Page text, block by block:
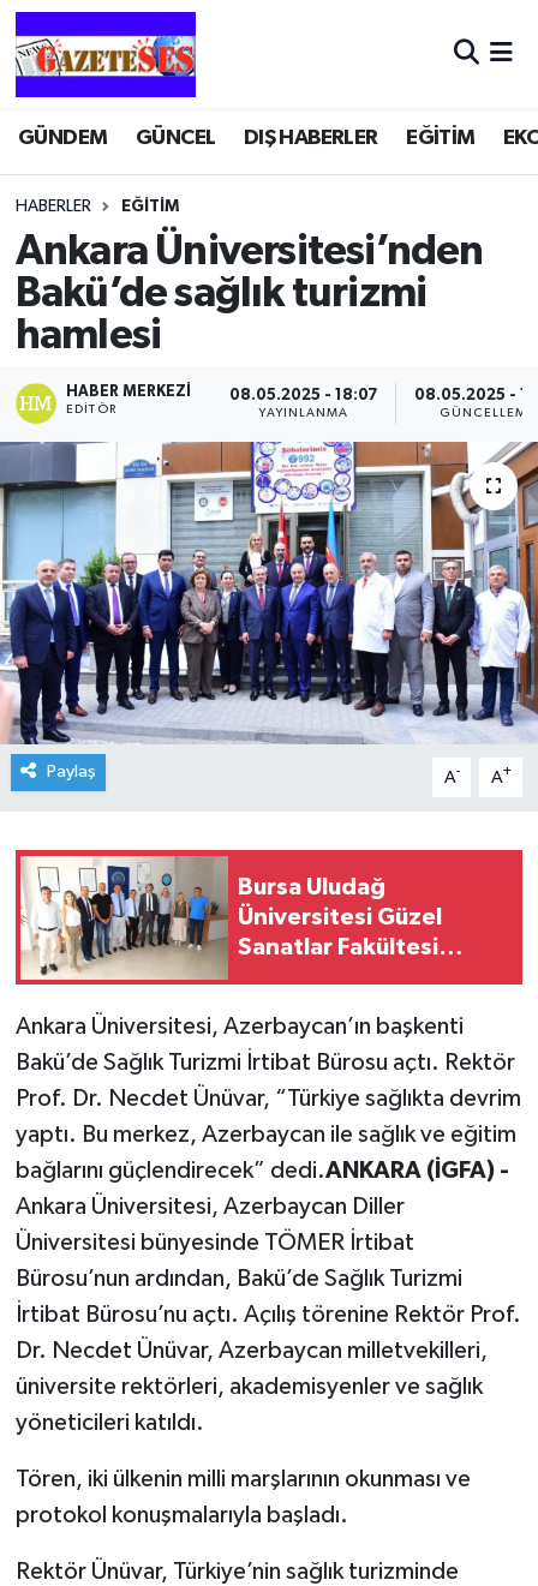
GÜNDEM GÜNCEL DIŞ HABERLER EĞİTİM
HABERLER EĞİTİM
Ankara Üniversitesi’nden
Bakü’de sağlık turizmi
hamlesi
HABER MERKEZI
EDITÖR
08.05.2025 - 18:07
YAYINLANMA
08.05.2025 -
GÜNCELLEME
Paylaş A- A+
Bursa Uludağ
Üniversitesi Güzel
Sanatlar Fakültesi
Ankara Üniversitesi, Azerbaycan’ın başkenti
Bakü’de Sağlık Turizmi İrtibat Bürosu açtı. Rektör
Prof. Dr. Necdet Ünüvar, “Türkiye sağlıkta devrim
yaptı. Bu merkez, Azerbaycan ile sağlık ve eğitim
bağlarını güçlendirecek” dedi.ANKARA (İGFA) -
Ankara Üniversitesi, Azerbaycan Diller
Üniversitesi bünyesinde TÖMER İrtibat
Bürosu’nun ardından, Bakü’de Sağlık Turizmi
İrtibat Bürosu’nu açtı. Açılış törenine Rektör Prof.
Dr. Necdet Ünüvar, Azerbaycan milletvekilleri,
üniversite rektörleri, akademisyenler ve sağlık
yöneticileri katıldı.
Tören, iki ülkenin milli marşlarının okunması ve
protokol konuşmalarıyla başladı.
Rektör Ünüvar, Türkiye’nin sağlık turizminde